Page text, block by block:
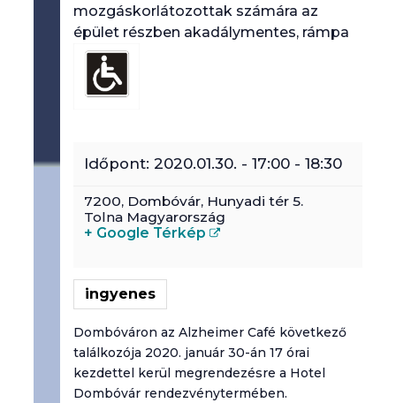
indukciós erősítés
könnyen érthető
autizmusbarát program
szakembereknek szóló program
mozgáskorlátozottak számára az
épület részben akadálymentes, rámpa
Időpont: 2020.01.30. - 17:00- 18:30
7200, Dombóvár, Hunyadi tér 5.
Tolna Magyarország
+ Google Térkép
ingyenes
Dombóváron az Alzheimer Café következő
találkozója 2020. január 30-án 17 órai
kezdettel kerül megrendezésre a Hotel
Dombóvár rendezvénytermében.